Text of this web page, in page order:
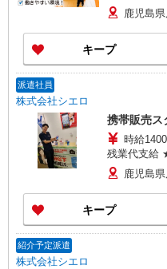
+゜・。○。
万円支給(規定有) お友達を紹介頂く
ィブ支給(規定有) ★月2回払い・週
有）★ ゜・
鹿児島
キープ
派遣社員
株式会社シエロ
携帯販売ス
時給
残業代支給
+゜・。○。
万円支給(規定有) お友達を紹介頂く
ィブ支給(規定有) ★月2回払い・週
有）★ ゜・
鹿児島
キープ
紹介予定派遣
株式会社シエロ